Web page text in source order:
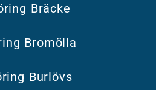
Bräcke
Bromölla
Burlövs